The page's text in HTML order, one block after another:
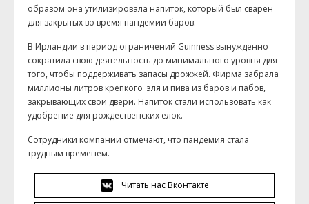
образом она утилизировала напиток, который был сварен
для закрытых во время пандемии баров.
В Ирландии в период ограничений Guinness вынужденно
сократила свою деятельность до минимального уровня для
того, чтобы поддерживать запасы дрожжей. Фирма забрала
миллионы литров крепкого эля и пива из баров и пабов,
закрывающих свои двери. Напиток стали использовать как
удобрение для рождественских елок.
Сотрудники компании отмечают, что пандемия стала
трудным временем.
Читать нас Вконтакте